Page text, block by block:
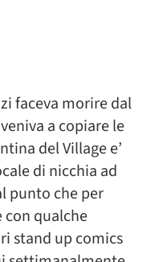
faceva morire dal
a copiare le
del Village e’
di nicchia ad
punto che per
con qualche
stand up comics